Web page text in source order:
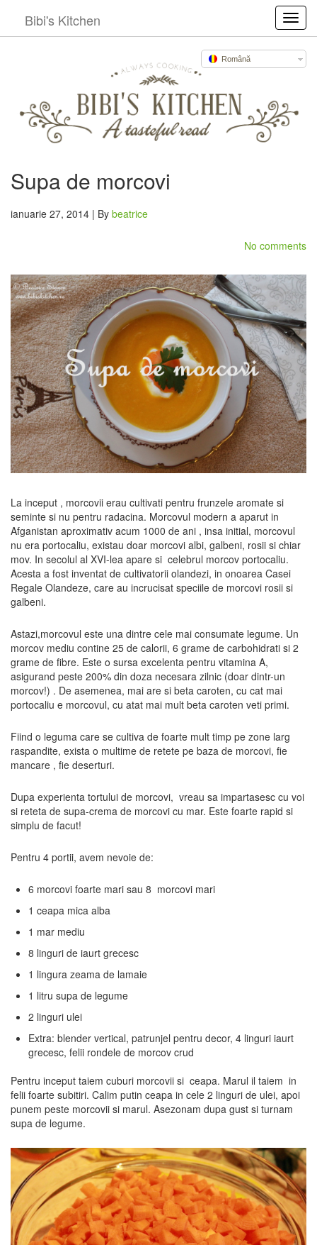
Română
Bibi's Kitchen
Supa de morcovi
ianuarie 27, 2014 | By beatrice
No comments
La inceput , morcovii erau cultivati pentru frunzele aromate si
seminte si nu pentru radacina. Morcovul modern a aparut in
Afganistan aproximativ acum 1000 de ani , insa initial, morcovul
nu era portocaliu, existau doar morcovi albi, galbeni, rosii si chiar
mov. In secolul al XVI-lea apare si celebrul morcov portocaliu.
Acesta a fost inventat de cultivatorii olandezi, in onoarea Casei
Regale Olandeze, care au incrucisat speciile de morcovi rosii si
galbeni.
Astazi,morcovul este una dintre cele mai consumate legume. Un
morcov mediu contine 25 de calorii, 6 grame de carbohidrati si 2
grame de fibre. Este o sursa excelenta pentru vitamina A,
asigurand peste 200% din doza necesara zilnic (doar dintr-un
morcov!) . De asemenea, mai are si beta caroten, cu cat mai
portocaliu e morcovul, cu atat mai mult beta caroten veti primi.
Fiind o leguma care se cultiva de foarte mult timp pe zone larg
raspandite, exista o multime de retete pe baza de morcovi, fie
mancare , fie deserturi.
Dupa experienta tortului de morcovi, vreau sa impartasesc cu voi
si reteta de supa-crema de morcovi cu mar. Este foarte rapid si
simplu de facut!
Pentru 4 portii, avem nevoie de:
6 morcovi foarte mari sau 8 morcovi mari
1 ceapa mica alba
1 mar mediu
8 linguri de iaurt grecesc
1 lingura zeama de lamaie
1 litru supa de legume
2 linguri ulei
Extra: blender vertical, patrunjel pentru decor, 4 linguri iaurt
grecesc, felii rondele de morcov crud
Pentru inceput taiem cuburi morcovii si ceapa. Marul il taiem in
felii foarte subitiri. Calim putin ceapa in cele 2 linguri de ulei, apoi
punem peste morcovii si marul. Asezonam dupa gust si turnam
supa de legume.